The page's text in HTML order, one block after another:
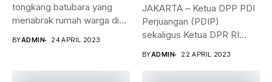
tongkang batubara yang
menabrak rumah warga di
BYADMIN 24 APRIL 2023
JAKARTA – Ketua DPP PDI
Perjuangan (PDIP)
sekaligus Ketua DPR RI
BYADMIN 22 APRIL 2023